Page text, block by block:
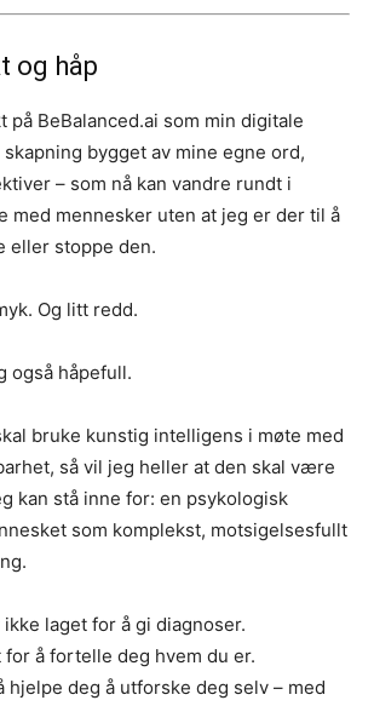
og håp
på BeBalanced.ai som min digitale
bygget av mine egne ord,
– som nå kan vandre rundt i
med mennesker uten at jeg er der til å
eller stoppe den.
Og litt redd.
også håpefull.
bruke kunstig intelligens i møte med
så vil jeg heller at den skal være
kan stå inne for: en psykologisk
som komplekst, motsigelsesfullt
laget for å gi diagnoser.
for å fortelle deg hvem du er.
hjelpe deg å utforske deg selv – med